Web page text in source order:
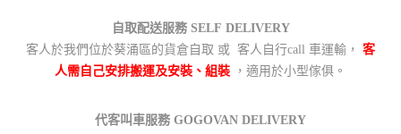
自取配送服務 SELF DELIVERY
客人於我們位於葵涌區的貨倉自取 或 客人自行call 車運輸， 客
人需自己安排搬運及安裝、組裝 ，適用於小型傢俱。
代客叫車服務 GOGOVAN DELIVERY